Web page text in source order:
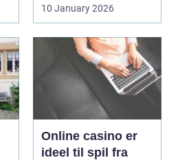
vokse si...
10 January 2026
Online casino er
ideel til spil fra